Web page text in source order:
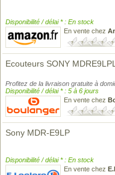
Disponibilité / délai * : En stock
En vente chez
Ecouteurs SONY
Profitez de la livraison gratuite à
Disponibilité / délai * : 5 à 6 jours
En vente chez
Sony MDR-E9LP
Disponibilité / délai * : En stock
En vente chez